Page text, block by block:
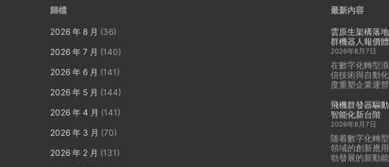
歸檔
2026 年 8 月 (36)
2026 年 7 月 (140)
2026 年 6 月 (141)
2026 年 5 月 (144)
2026 年 4 月 (141)
2026 年 3 月 (70)
2026 年 2 月 (131)
最新内容
雲原生架構落
群機器人報價
2026年8月7日
在數字化轉型
信技術與自動
度重塑企業運
飛機群發器驅
智能化新台階
2026年8月7日
随着數字化轉
領域的創新應
勃發展的新動